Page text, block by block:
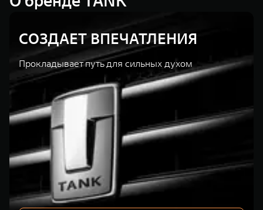
СОЗДАЕТ ВПЕЧАТЛЕНИЯ
Прокладывает путь для сильных духом